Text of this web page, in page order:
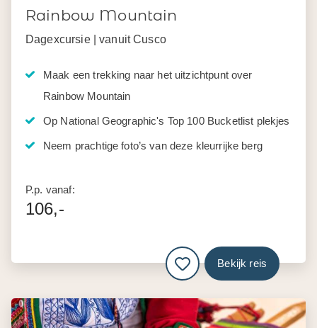
Rainbow Mountain
Dagexcursie | vanuit Cusco
Maak een trekking naar het uitzichtpunt over
Rainbow Mountain
Op National Geographic's Top 100 Bucketlist plekjes
Neem prachtige foto’s van deze kleurrijke berg
P.p. vanaf:
106,-
Bekijk reis